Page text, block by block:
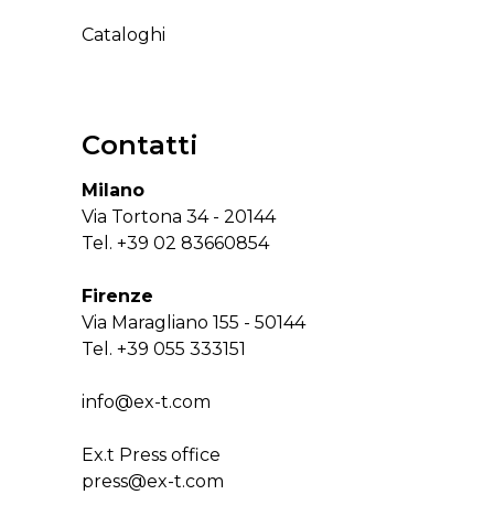
Cataloghi
Contatti
Milano
Via Tortona 34 - 20144
Tel. +39 02 83660854
Firenze
Via Maragliano 155 - 50144
Tel. +39 055 333151
info@ex-t.com
Ex.t Press office
press@ex-t.com